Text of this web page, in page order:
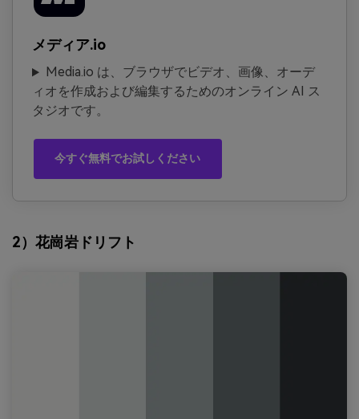
メディア.io
Media.io は、ブラウザでビデオ、画像、オーデ
ィオを作成および編集するためのオンライン AI ス
タジオです。
今すぐ無料でお試しください
2）花崗岩ドリフト